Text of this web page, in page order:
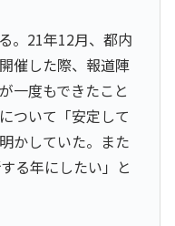
。21年12月、都内
催した際、報道陣
一度もできたこと
ついて「安定して
かしていた。また
る年にしたい」と